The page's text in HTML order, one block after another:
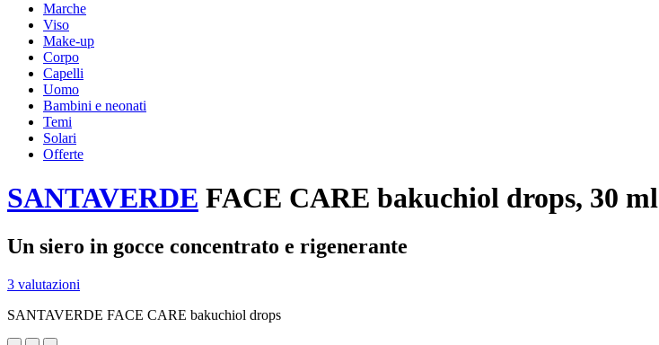
Marche
Viso
Make-up
Corpo
Capelli
Uomo
Bambini e neonati
Temi
Solari
Offerte
SANTAVERDE FACE CARE bakuchiol drops, 30 ml
Un siero in gocce concentrato e rigenerante
3 valutazioni
SANTAVERDE FACE CARE bakuchiol drops